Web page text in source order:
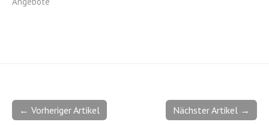
Nächster Artikel →
← Vorheriger Artikel